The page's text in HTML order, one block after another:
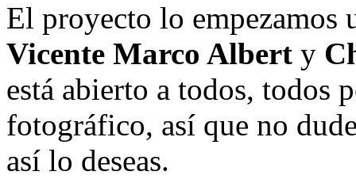
El proyecto lo empezamos
Vicente Marco Albert y
está abierto a todos, todos
fotográfico, así que no
así lo deseas.